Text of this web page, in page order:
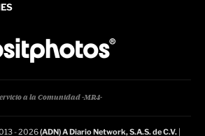
a la Comunidad -MR4-
- 2026(ADN) A Diario Network, S.A.S. de C.V. |